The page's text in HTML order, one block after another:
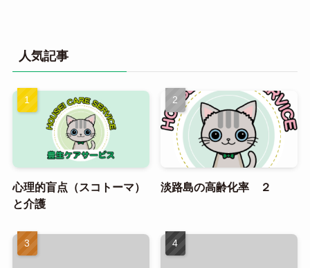
人気記事
心理的盲点（スコトーマ）
と介護
淡路島の高齢化率 ２